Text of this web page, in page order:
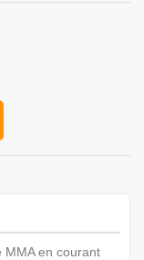
MMA en courant